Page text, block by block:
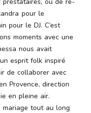
pour le
pour le DJ. C’est
moments avec une
nous avait
esprit folk inspiré
de collaborer avec
Provence, direction
en pleine air.
tout au long